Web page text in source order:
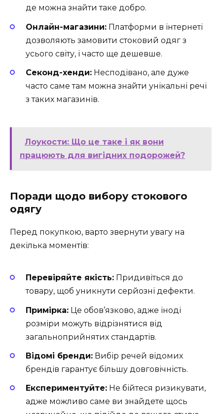
де можна знайти таке добро.
Онлайн-магазини: Платформи в інтернеті
дозволяють замовити стоковий одяг з
усього світу, і часто ще дешевше.
Секонд-хенди: Несподівано, але дуже
часто саме там можна знайти унікальні речі
з таких магазинів.
Лоукости: Що це таке і як вони
працюють для вигідних подорожей?
Поради щодо вибору стокового
одягу
Перед покупкою, варто звернути увагу на
декілька моментів:
Перевіряйте якість: Придивіться до
товару, щоб уникнути серйозні дефекти.
Примірка: Це обов’язково, адже іноді
розміри можуть відрізнятися від
загальноприйнятих стандартів.
Відомі бренди: Вибір речей відомих
брендів гарантує більшу довговічність.
Експериментуйте: Не бійтеся ризикувати,
адже можливо саме ви знайдете щось